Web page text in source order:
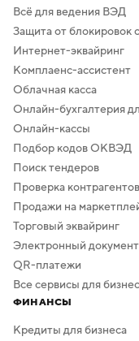
Всё для ведения ВЭД
Защита от блокировок
Интернет-эквайринг
Комплаенс-ассистент
Облачная касса
Онлайн-бухгалтерия
Онлайн-кассы
Подбор кодов ОКВЭД
Поиск тендеров
Проверка контрагентов
Продажи на
Торговый эквайринг
Электронный
QR-платежи
Все сервисы для
ФИНАНСЫ
Кредиты для бизнеса